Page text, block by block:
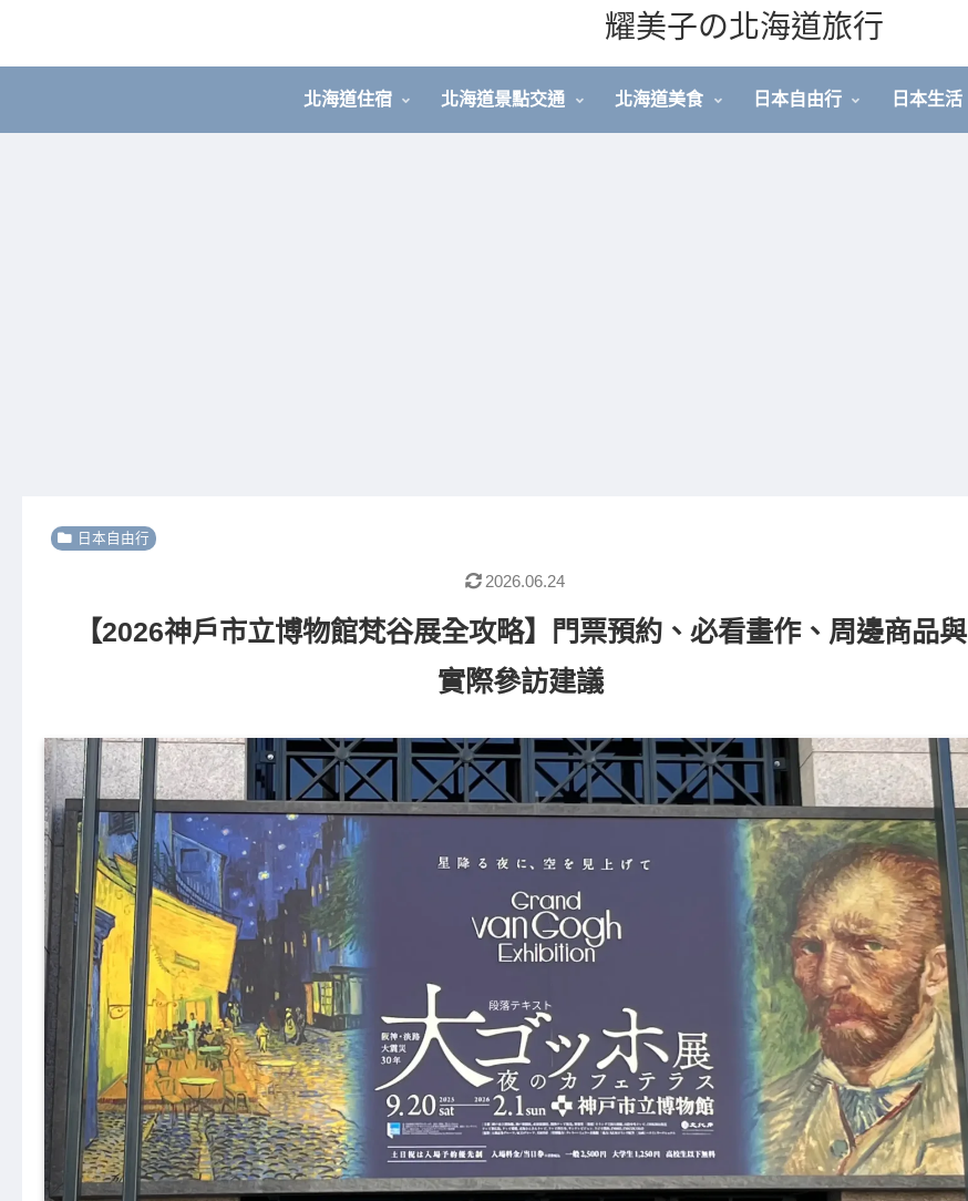
耀美子の北海道旅行
北海道住宿 北海道景點交通 北海道美食 日本自由行 日本生活
日本自由行
【2026神戶市立博物館梵谷展全攻略】門票預約、必看畫作、周邊商品與
實際參訪建議
2026.06.24